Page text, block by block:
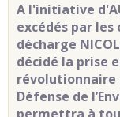
A l'initiative
excédés par
décharge
décidé la prise
révolutionnaire
Défense de